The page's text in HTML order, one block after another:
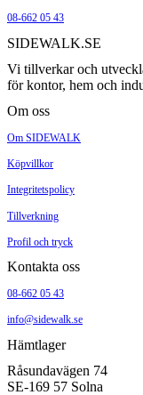
08-662 05 43
SIDEWALK.SE
Vi tillverkar och
för kontor, hem och
Om oss
Om SIDEWALK
Köpvillkor
Integritetspolicy
Tillverkning
Profil och tryck
Kontakta oss
08-662 05 43
info@sidewalk.se
Hämtlager
Råsundavägen 74
SE-169 57 Solna